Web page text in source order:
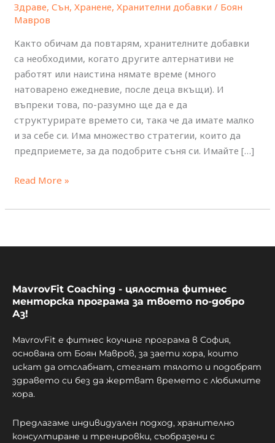
Здраве,Сън,Хранене,Хранителни добавки / Боян
Мавров
Както обичам да повтарям, хранителните добавки
са необходими, когато другите алтернативи не
работят или наистина нямате време (много
натоварено ежедневие, после деца вкъщи). И
въпреки това, по-разумно ще да е да
структурирате времето си, така че да имате малко
и за себе си. Има множество стратегии, които да
предприемете, за да подобрите съня си. Имайте […]
лесно
заспиване
и
подобряване
на
съня
Read More »
MavrovFit Coaching - цялостна фитнес
менторска програма за твоето по-добро
Аз!
MavrovFit е фитнес коучинг програма в София,
основана от Боян Мавров, за заети хора, които
искат да отслабнат, стегнат тялото и подобрят
здравето си без да жертват времето с любимите
хора.
Предлагаме индивидуален подход, хранително
консултиране и тренировки, съобразени с